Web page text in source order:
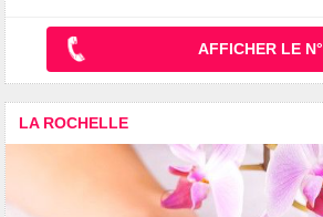
AFFICHER LE N°
LA ROCHELLE